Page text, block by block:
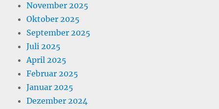
November 2025
Oktober 2025
September 2025
Juli 2025
April 2025
Februar 2025
Januar 2025
Dezember 2024